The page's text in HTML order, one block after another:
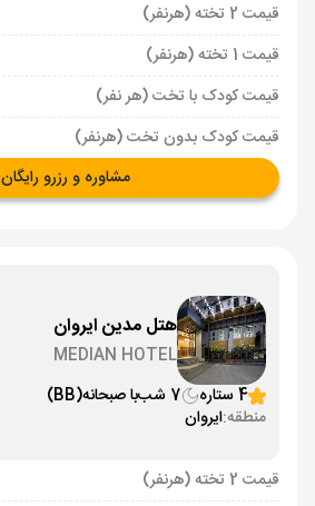
قیمت 2 تخته (هرنفر)
قیمت 1 تخته (هرنفر)
قیمت کودک با تخت (هر نفر)
قیمت کودک بدون تخت (هرنفر)
مشاوره و رزرو رایگان
هتل مدین ایروان
MEDIAN HOTEL
4 ستاره
7 شب با صبحانه(BB)
منطقه:ایروان
قیمت 2 تخته (هرنفر)